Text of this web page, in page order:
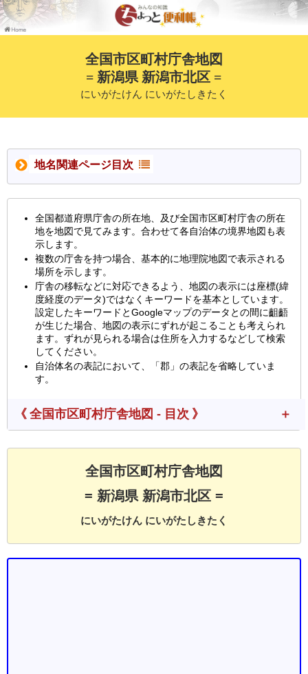
全国市区町村庁舎地図
= 新潟県 新潟市北区 =
にいがたけん にいがたしきたく
地名関連ページ目次
全国都道府県庁舎の所在地、及び全国市区町村庁舎の所在
地を地図で見てみます。合わせて各自治体の境界地図も表
示します。
複数の庁舎を持つ場合、基本的に地理院地図で表示される
場所を示します。
庁舎の移転などに対応できるよう、地図の表示には座標(緯
度経度のデータ)ではなくキーワードを基本としています。
設定したキーワードとGoogleマップのデータとの間に齟齬
が生じた場合、地図の表示にずれが起こることも考えられ
ます。ずれが見られる場合は住所を入力するなどして検索
してください。
自治体名の表記において、「郡」の表記を省略していま
す。
《 全国市区町村庁舎地図 - 目次 》
全国市区町村庁舎地図
= 新潟県 新潟市北区 =
にいがたけん にいがたしきたく